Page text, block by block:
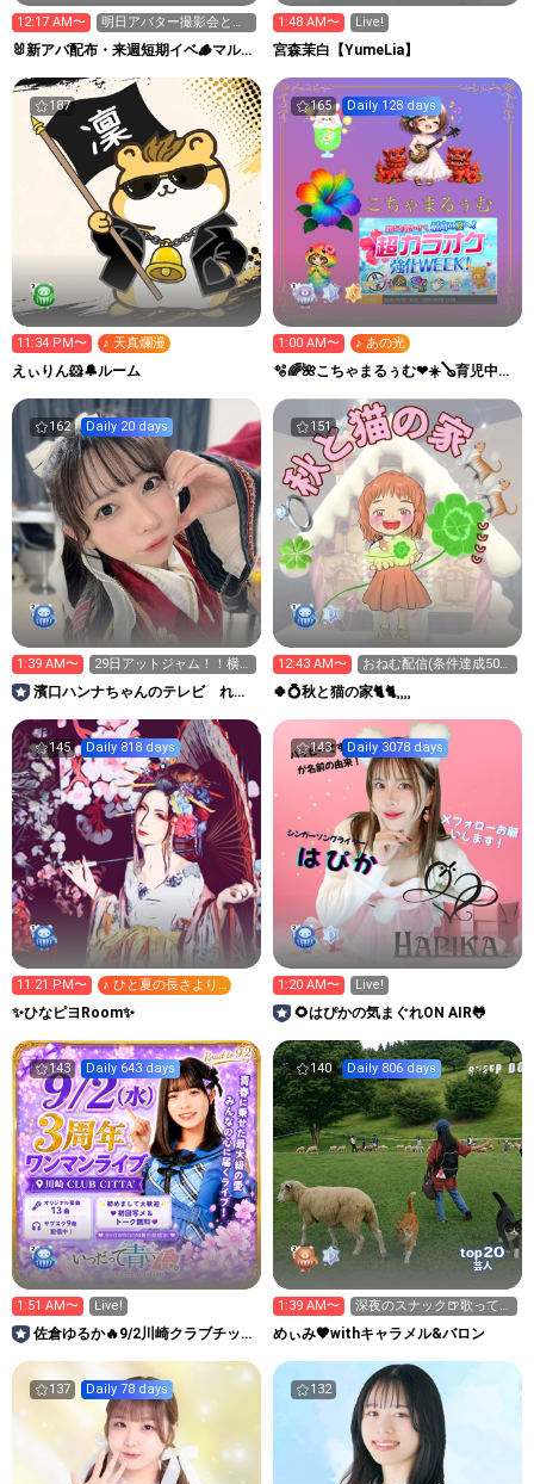
12:17 AM〜
明日アバター撮影会と壁
ちゃんルームでもアバタ
配布
🐰新アバ配布・来週短期イベ🪵マルタ
1:48 AM〜 Live!
宮森茉白【YumeLia】
187
11:34 PM〜 ♪ 天真爛漫
えぃりん‪🐹🔔ルーム
165 Daily 128 days
1:00 AM〜 ♪ あの光
🫧🌈🌺こちゃまるぅむ❤☀️🪕育児中️🪄
162 Daily 20 days
1:39 AM〜
29日アットジャム！！横
浜アリーナ
濱口ハンナちゃんのテレビ れん
151
12:43 AM〜
おねむ配信(条件達成50曲
が遠い)
🍀💍秋と猫の家🐈🐈⸒⸒⸒⸒
145 Daily 818 days
11:21 PM〜 ♪ ひと夏の長さより…
✨ひなピヨRoom✨
143 Daily 3078 days
1:20 AM〜 Live!
🌻はぴかの気まぐれON AIR🐸
143 Daily 643 days
1:51 AM〜 Live!
佐倉ゆるか🔥9/2川崎クラブチッタ
140 Daily 806 days
top20
芸人
1:39 AM〜
深夜のスナック🍺歌ってま
す後4曲♪ラン
めぃみ🧡withキャラメル&バロン
137 Daily 78 days 132